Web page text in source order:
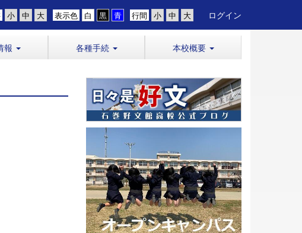
行間
表示色 ログイン
報 各種手続 本校概要